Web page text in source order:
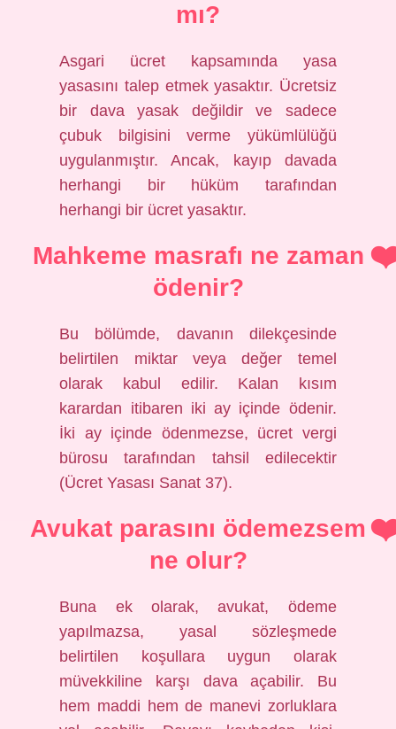
mı?
Asgari ücret kapsamında yasa
yasasını talep etmek yasaktır. Ücretsiz
bir dava yasak değildir ve sadece
çubuk bilgisini verme yükümlülüğü
uygulanmıştır. Ancak, kayıp davada
herhangi bir hüküm tarafından
herhangi bir ücret yasaktır.
Mahkeme masrafı ne zaman
ödenir?
Bu bölümde, davanın dilekçesinde
belirtilen miktar veya değer temel
olarak kabul edilir. Kalan kısım
karardan itibaren iki ay içinde ödenir.
İki ay içinde ödenmezse, ücret vergi
bürosu tarafından tahsil edilecektir
(Ücret Yasası Sanat 37).
Avukat parasını ödemezsem
ne olur?
Buna ek olarak, avukat, ödeme
yapılmazsa, yasal sözleşmede
belirtilen koşullara uygun olarak
müvekkiline karşı dava açabilir. Bu
hem maddi hem de manevi zorluklara